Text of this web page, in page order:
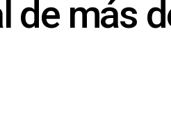
de más